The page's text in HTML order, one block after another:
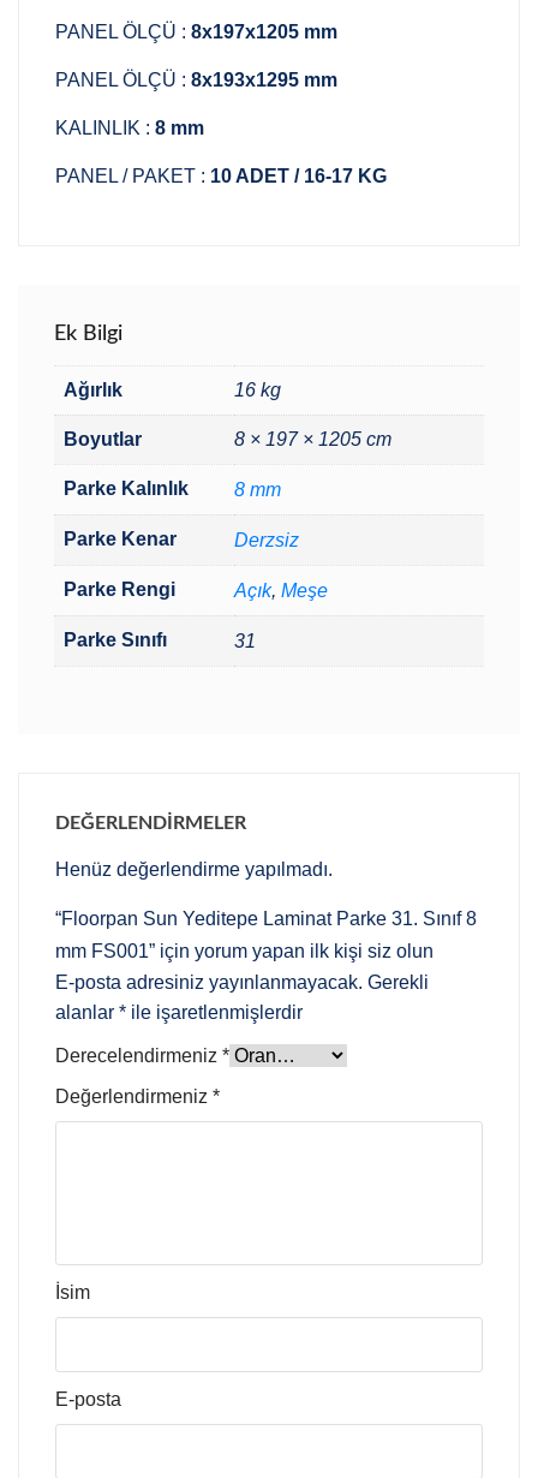
PANEL ÖLÇÜ : 8x197x1205 mm
PANEL ÖLÇÜ : 8x193x1295 mm
KALINLIK : 8 mm
PANEL / PAKET : 10 ADET / 16-17 KG
Ek Bilgi
Ağırlık 16 kg
Boyutlar 8 × 197 × 1205 cm
Parke Kalınlık 8 mm
Parke Kenar Derzsiz
Parke Rengi Açık, Meşe
Parke Sınıfı 31
DEĞERLENDIRMELER
Henüz değerlendirme yapılmadı.
“Floorpan Sun Yeditepe Laminat Parke 31. Sınıf 8
mm FS001” için yorum yapan ilk kişi siz olun
E-posta adresiniz yayınlanmayacak. Gerekli
alanlar * ile işaretlenmişlerdir
Derecelendirmeniz *
Değerlendirmeniz *
İsim
E-posta